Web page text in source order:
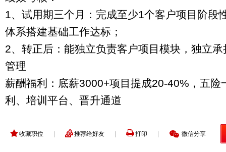
1、试用期三个月：完成至少1个客户项目阶段
体系搭建基础工作达标；
2、转正后：能独立负责客户项目模块，独立
管理
薪酬福利：底薪3000+项目提成20-40%，五险
利、培训平台、晋升通道
收藏职位 推荐给好友 打印 微信分享